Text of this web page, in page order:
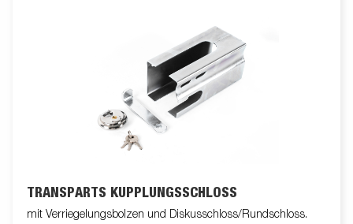
TRANSPARTS KUPPLUNGSSCHLOSS
mit Verriegelungsbolzen und Diskusschloss/Rundschloss.